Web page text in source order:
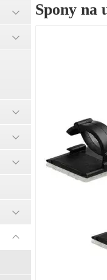
Spony na